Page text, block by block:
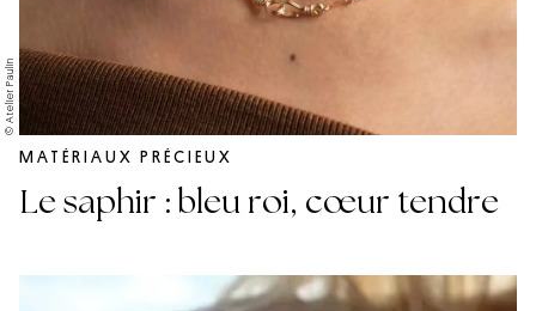
© Atelier Paulin
MATÉRIAUX PRÉCIEUX
Le saphir : bleu roi, cœur tendre